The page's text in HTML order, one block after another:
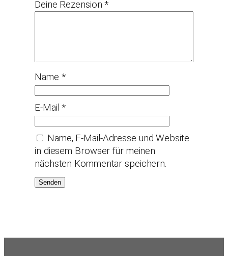
Deine Rezension*
Name *
E-Mail*
Name, E-Mail-Adresse und Website
in diesem Browser für meinen
nächsten Kommentar speichern.